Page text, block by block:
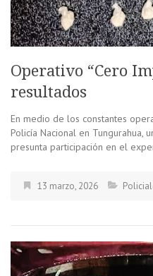
Operativo “Cero
resultados
En medio de los constantes
Policía Nacional en Tungurahua,
presunta participación en el
13 marzo, 2026